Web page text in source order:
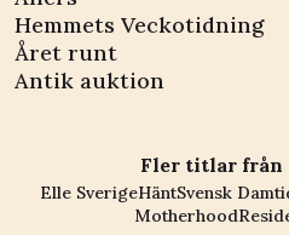
Hemmets Veckotidning
Året runt
Antik auktion
Fler titlar från
Elle SverigeHäntSvensk
Motherhood